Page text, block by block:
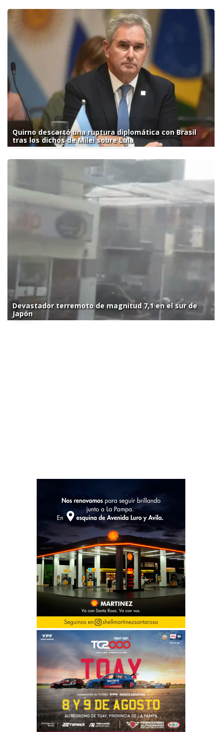
Quirno descartó una ruptura diplomática con Brasil
tras los dichos de Milei sobre Lula
Devastador terremoto de magnitud 7,1 en el sur de
Japón